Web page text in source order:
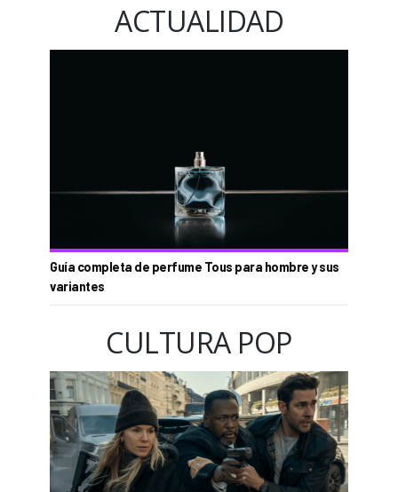
ACTUALIDAD
Guía completa de perfume Tous para hombre y sus
variantes
CULTURA POP